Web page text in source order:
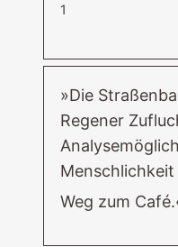
1
»Die
Regener
Weg zum